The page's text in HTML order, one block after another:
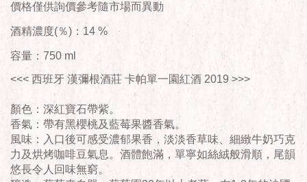
價格僅供詢價參考隨市場而異動
酒精濃度(％)：14 %
容量：750 ml
<<< 西班牙 漢彌根酒莊 卡帕單一園紅酒 2019 >>>
顏色：深紅寶石帶紫。
香氣：帶有黑櫻桃及藍莓果醬香氣。
風味：入口後可感受濃郁果香，淡淡香草味、細緻牛奶巧克
力及烘烤咖啡豆氣息。酒體飽滿，單寧如絲絨般滑順，尾韻
悠長令人回味無窮。